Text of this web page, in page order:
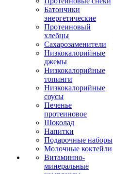
Батончики
энергетические
Протеиновый
хлебцы
Сахарозаменители
Низкокалорийные
джемы
Низкокалорийные
топинги
Низкокалорийные
соусы
Печенье
протеиновое
Шоколад
Напитки
Подарочные наборы
Молочные коктейли
Витаминно-
минеральные